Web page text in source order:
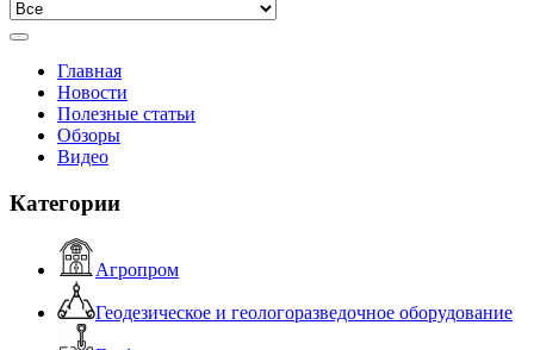
Главная
Новости
Полезные статьи
Обзоры
Видео
Категории
Агропром
Геодезическое и геологоразведочное оборудование